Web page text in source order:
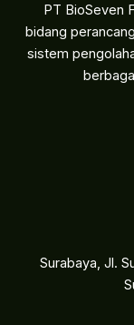
PT BioSeven
bidang
sistem
Surabaya, Jl.